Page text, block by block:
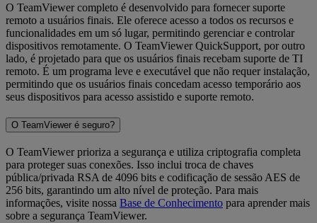
O TeamViewer completo é desenvolvido para fornecer suporte
remoto a usuários finais. Ele oferece acesso a todos os recursos e
funcionalidades em um só lugar, permitindo gerenciar e controlar
dispositivos remotamente. O TeamViewer QuickSupport, por outro
lado, é projetado para que os usuários finais recebam suporte de TI
remoto. É um programa leve e executável que não requer instalação,
permitindo que os usuários finais concedam acesso temporário aos
seus dispositivos para acesso assistido e suporte remoto.
O TeamViewer é seguro?
O TeamViewer prioriza a segurança e utiliza criptografia completa
para proteger suas conexões. Isso inclui troca de chaves
pública/privada RSA de 4096 bits e codificação de sessão AES de
256 bits, garantindo um alto nível de proteção. Para mais
informações, visite nossa Base de Conhecimento para aprender mais
sobre a segurança TeamViewer.